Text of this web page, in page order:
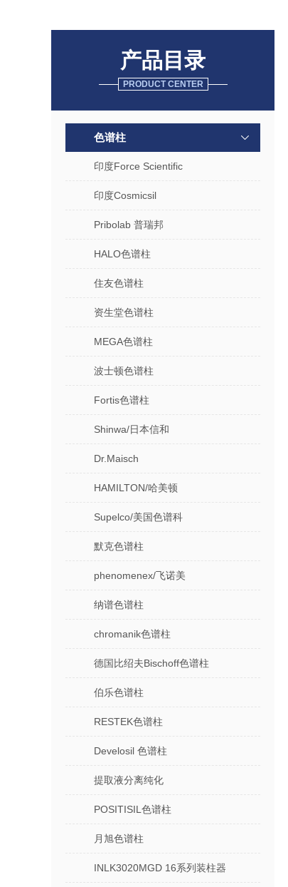
产品目录
PRODUCT CENTER
色谱柱
印度Force Scientific
印度Cosmicsil
Pribolab 普瑞邦
HALO色谱柱
住友色谱柱
资生堂色谱柱
MEGA色谱柱
波士顿色谱柱
Fortis色谱柱
Shinwa/日本信和
Dr.Maisch
HAMILTON/哈美顿
Supelco/美国色谱科
默克色谱柱
phenomenex/飞诺美
纳谱色谱柱
chromanik色谱柱
德国比绍夫Bischoff色谱柱
伯乐色谱柱
RESTEK色谱柱
Develosil 色谱柱
提取液分离纯化
POSITISIL色谱柱
月旭色谱柱
INLK3020MGD 16系列装柱器